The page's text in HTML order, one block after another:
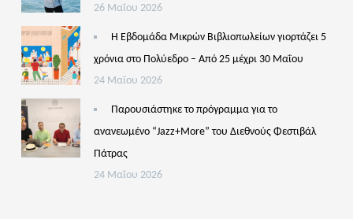
26 Μαΐου 2026
Η Εβδομάδα Μικρών Βιβλιοπωλείων γιορτάζει 5
χρόνια στο Πολύεδρο – Από 25 μέχρι 30 Μαΐου
24 Μαΐου 2026
Παρουσιάστηκε το πρόγραμμα για το
ανανεωμένο “Jazz+More” του Διεθνούς Φεστιβάλ
Πάτρας
24 Μαΐου 2026